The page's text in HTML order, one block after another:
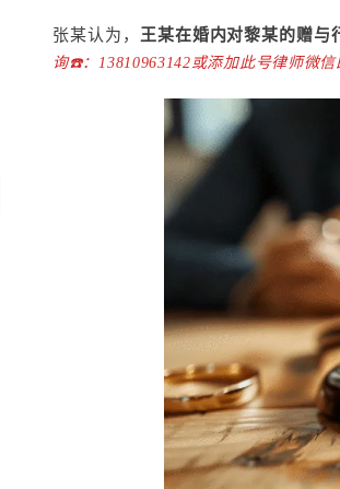
张某认为， 王某在婚内对黎某的赠与
询☎️：13810963142或添加此号律师微信